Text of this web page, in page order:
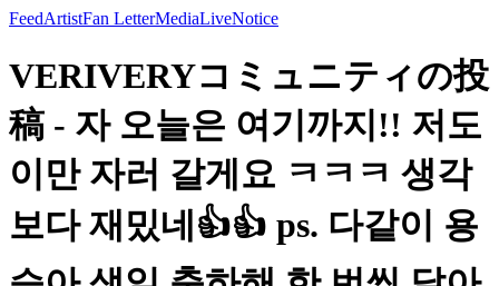
FeedArtistFan LetterMediaLiveNotice
VERIVERYコミュニティの投
稿 - 자 오늘은 여기까지!! 저도
이만 자러 갈게요 ㅋㅋㅋ 생각
보다 재밌네👍👍 ps. 다같이 용